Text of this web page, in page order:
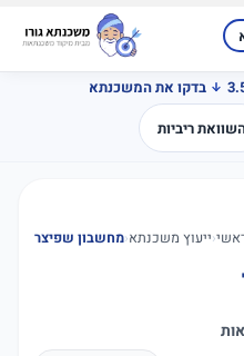
בדקו את המשכנתא
ריביות
‹ייעוץ משכנתא‹מחשבון שפיצר